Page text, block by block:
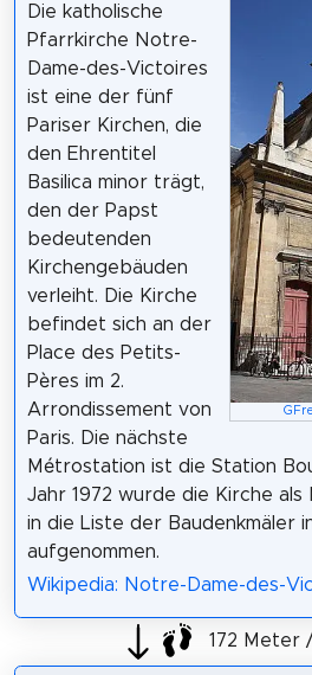
Die katholische
Pfarrkirche Notre-
Dame-des-Victoires
ist eine der fünf
Pariser Kirchen, die
den Ehrentitel
Basilica minor trägt,
den der Papst
bedeutenden
Kirchengebäuden
verleiht. Die Kirche
befindet sich an der
Place des Petits-
Pères im 2.
Arrondissement von
Paris. Die nächste
Métrostation ist die Station
Jahr 1972 wurde die Kirche als
in die Liste der Baudenkmäler
aufgenommen.
Wikipedia: Notre-Dame-des-
172 Meter